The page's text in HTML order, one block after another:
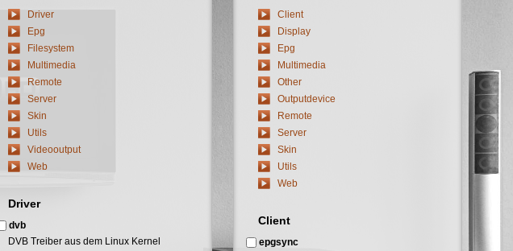
Driver
Epg
Filesystem
Multimedia
Remote
Server
Skin
Utils
Videooutput
Web
Driver
dvb
DVB Treiber aus dem Linux Kernel
Client
Display
Epg
Multimedia
Other
Outputdevice
Remote
Server
Skin
Utils
Web
Client
epgsync